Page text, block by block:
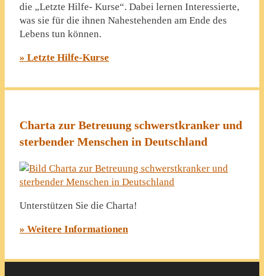
die „Letzte Hilfe- Kurse“. Dabei lernen Interessierte,
was sie für die ihnen Nahestehenden am Ende des
Lebens tun können.
» Letzte Hilfe-Kurse
Charta zur Betreuung schwerstkranker und
sterbender Menschen in Deutschland
Unterstützen Sie die Charta!
» Weitere Informationen